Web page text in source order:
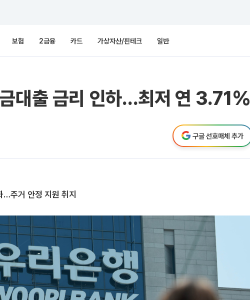
보험 2금융 카드 가상자산/핀테크 일반
대출 금리 인하…최저 연 3.71%
구글 선호매체 추가
…주거 안정 지원 취지